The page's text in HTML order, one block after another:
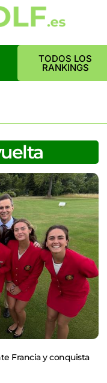
TODOS LOS
RANKINGS
Francia y conquista